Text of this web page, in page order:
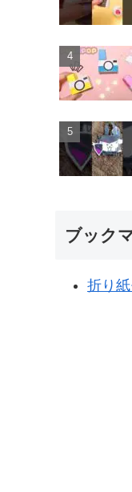
ブック
折り